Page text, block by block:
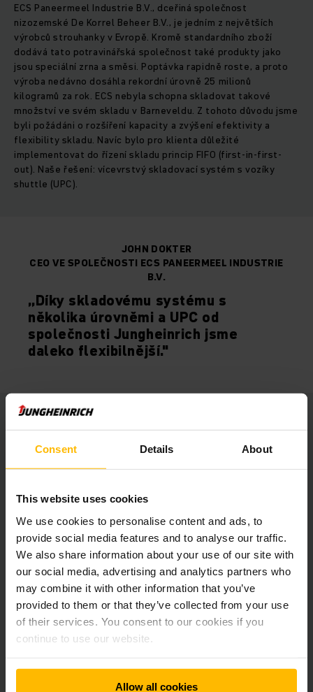
Consent Details About
This website uses cookies
We use cookies to personalise content and ads, to
provide social media features and to analyse our traffic.
We also share information about your use of our site with
our social media, advertising and analytics partners who
may combine it with other information that you’ve
provided to them or that they’ve collected from your use
of their services. You consent to our cookies if you
continue to use our website.
Allow all cookies
ECS Paneermeel Industrie B.V., dceřiná společnost
nizozemské De Korrel Beheer B.V., je jedním z největších
výrobců strouhanky v Evropě. Kromě standardního zboží
dodává tato potravinářská společnost také produkty jako
jsou speciální zrna a směsi. Poptávka rapidně roste, a proto
výroba nedávno dosáhla rekordní úrovně 25 milionů
kilogramů za rok. ECS nebyla schopna skladovat takové
množství ve svém skladu v Barneveldu. Z tohoto důvodu jsme
byli požádáni o rozšíření kapacity a zvýšení efektivity a
flexibility skladu. Navíc bylo pro klienta důležité
implementovat do řízení skladu princip FIFO (first-in-first-
out). Naše řešení: vícevrstvý skladovací systém s vozíky
shuttle (UPC).
JOHN DOKTER
CEO VE SPOLEČNOSTI ECS PANEERMEEL INDUSTRIE
B.V.
„Díky skladovému systému s
několika úrovněmi a UPC od
společnosti Jungheinrich jsme
daleko flexibilnější."
Efektivnější skladování díky UPC
regálů. Nicméně nové komplexní řešení, obsahující kanálové
Kromě jiného umožňuje vysokou hustotu skladování a
poloautomatické skladování palet, čímž je výrazně nákladově
efektivnější. Základem pro vícevrstvý skladovací systém je
UPC. Jízda pod palety prostřednictvím standardních vozíků
zajišťuje, že je možné udržet plnění a vyzvedávání položek v
souladu s principem FIFO. Plnění kanálů v dávkách znamená,
že UPC poskytuje optimální výkon. Aby se předešlo
prostojům, může obsluha během přístupu ovládat UPC,
protože ovládací terminál je umístěn v držáku na
vysokozdvižném vozíku v dosahu obsluhy. Společnost tak